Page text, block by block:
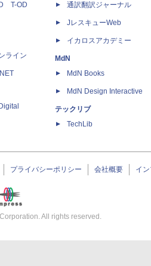
T-OD
ライン
通訳翻訳ジャーナル
JレスキューWeb
イカロスアカデミー
MdN
MdN Books
MdN Design Interactive
テックリブ
TechLib
プライバシーポリシー 会社概要 イ
All rights reserved.